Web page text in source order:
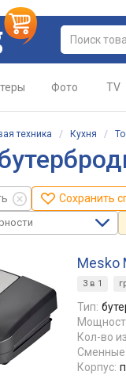
Фото TV
техника / Кухня /
Сохранить
Mesko
3 в 1
Тип:
Кол-во
Сменные
Корпус: